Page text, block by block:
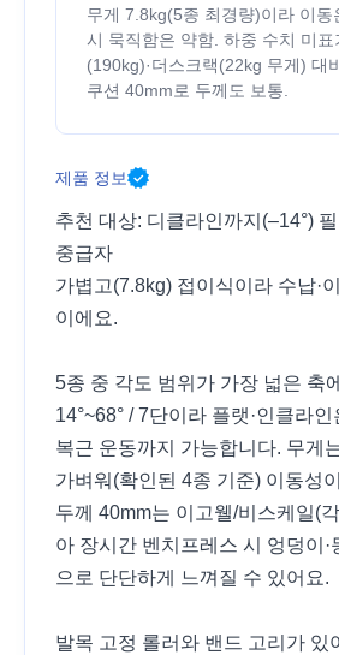
무게 7.8kg(5종 최경량)이라 이동
시 묵직함은 약함. 하중 수치 미표
(190kg)·더스크랙(22kg 무게) 대
쿠션 40mm로 두께도 보통.
제품 정보
추천 대상: 디클라인까지(–14°)
중급자
가볍고(7.8kg) 접이식이라 수납·
이에요.
5종 중 각도 범위가 가장 넓은 축
14°~68° / 7단이라 플랫·인클라
복근 운동까지 가능합니다. 무게
가벼워(확인된 4종 기준) 이동성
두께 40mm는 이고웰/비스케일(
아 장시간 벤치프레스 시 엉덩이·
으로 단단하게 느껴질 수 있어요.
발목 고정 롤러와 밴드 고리가 있